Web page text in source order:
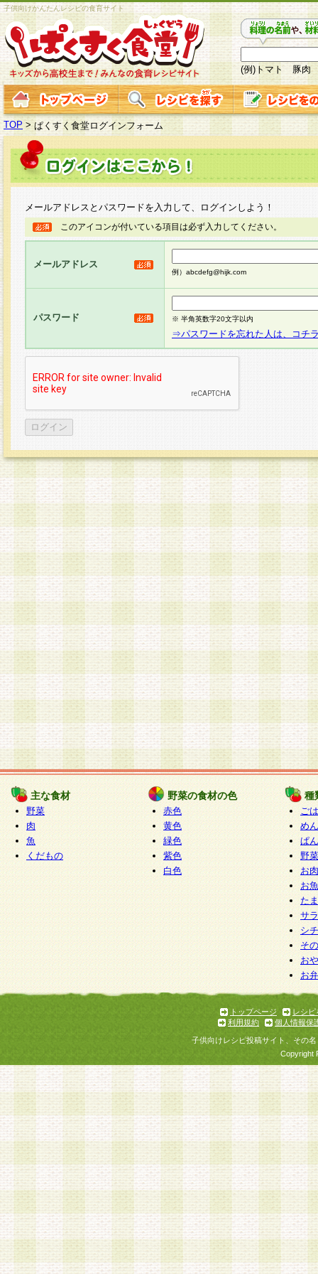
子供向けかんたんレシピの食育サイト
(例)トマト 豚肉
TOP > ぱくすく食堂ログインフォーム
メールアドレスとパスワードを入力して、ログインしよう！
このアイコンが付いている項目は必ず入力してください。
メールアドレス
例）abcdefg@hijk.com
パスワード ※ 半角英数字20文字以内
⇒パスワードを忘れた人は、コチ
主な食材
野菜
肉
魚
くだもの
野菜の食材の色
赤色
黄色
緑色
紫色
白色
種
ご
めん
ぱん
野
お
お
た
サ
シ
そ
お
お
トップページ
レシピ
利用規約
個人情報保
子供向けレシピ投稿サイト、その
Copyright